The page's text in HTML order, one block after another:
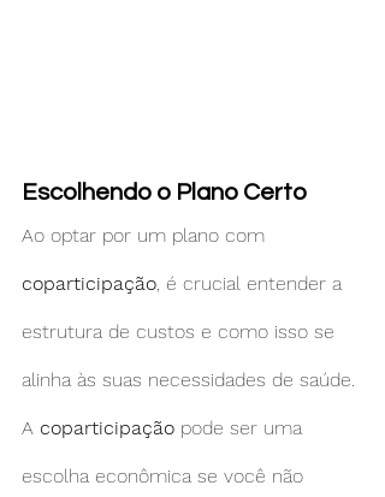
Escolhendo o Plano Certo
Ao optar por um plano com
coparticipação, é crucial entender a
estrutura de custos e como isso se
alinha às suas necessidades de saúde.
A coparticipação pode ser uma
escolha econômica se você não